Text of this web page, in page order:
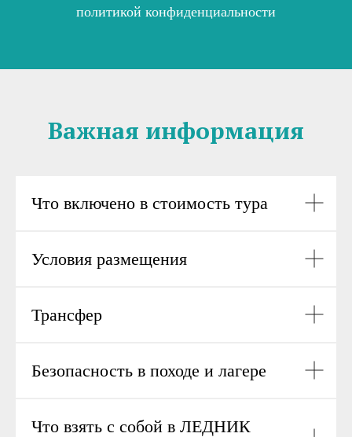
политикой конфиденциальности
Важная информация
Что включено в стоимость тура
Условия размещения
Трансфер
Безопасность в походе и лагере
Что взять с собой в ЛЕДНИК